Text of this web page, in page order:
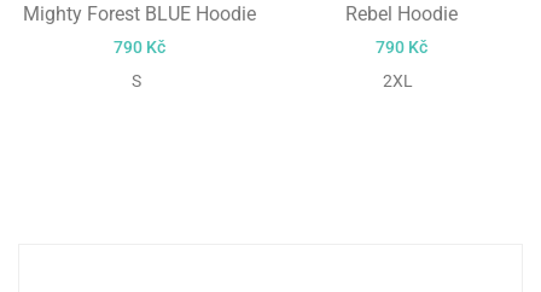
Mighty Forest BLUE Hoodie
790 Kč
S
Rebel Hoodie
790 Kč
2XL